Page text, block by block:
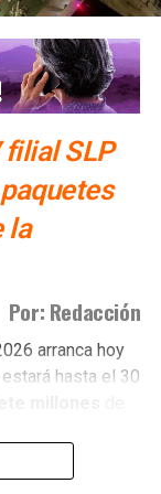
temperaturas:
filial SLP
la
Por: Redacción
arranca hoy
hasta el 30
de la